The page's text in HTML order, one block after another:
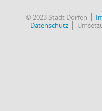
© 2023 Stadt Dorfen
Datenschutz